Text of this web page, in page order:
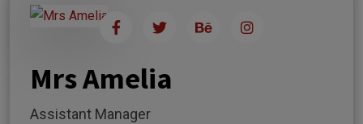
Mrs Amelia
Assistant Manager